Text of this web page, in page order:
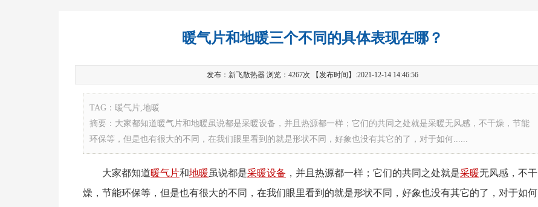
暖气片和地暖三个不同的具体表现在哪？
发布：新飞散热器 浏览：4267次 【发布时间】:2021-12-14 14:46:56
TAG：暖气片,地暖
摘要：大家都知道暖气片和地暖虽说都是采暖设备，并且热源都一样；它们的共同之处就是采暖无风感，不干燥，节能
环保等，但是也有很大的不同，在我们眼里看到的就是形状不同，好象也没有其它的了，对于如何......
大家都知道暖气片和地暖虽说都是采暖设备 ，并且热源都一样；它们的共同之处就是采暖无风感，不干
燥，节能环保等，但是也有很大的不同，在我们眼里看到的就是形状不同，好象也没有其它的了，对于如何